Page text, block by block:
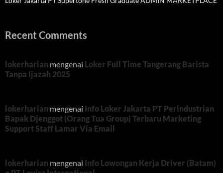
Recent Comments
lokerharian mengenai Loker Full Time Tangerang Barista
Tanpa Ijazah 2025
lokerharian mengenai Info Loker Jakarta PT Perindustrian
Bapak Djenggot (Orang Tua Group) Terbaru Marketing
Support Staff Lamar Via Email
lokerharian mengenai Info Lowongan Kerja Driver (Batam)